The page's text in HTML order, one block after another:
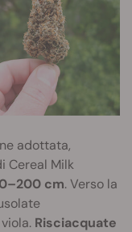
adottata,
Cereal Milk
cm. Verso la
Risciacquate